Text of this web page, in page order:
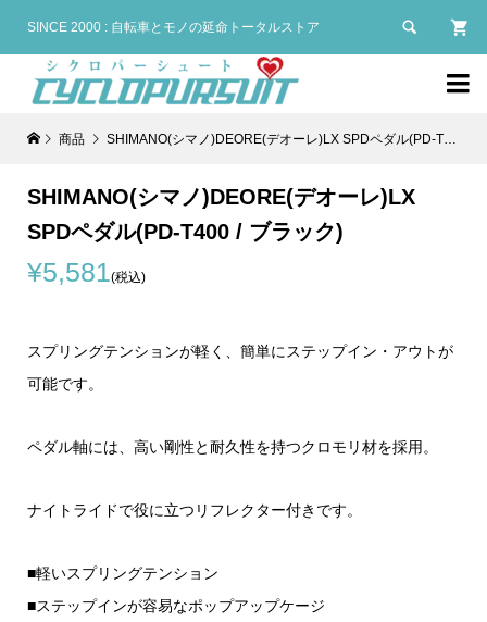
SINCE 2000 : 自転車とモノの延命トータルストア 

商品 SHIMANO(シマノ)DEORE(デオーレ)LX SPDペダル(PD-T400 / ブラック)
SHIMANO(シマノ)DEORE(デオーレ)LX
SPDペダル(PD-T400 / ブラック)
¥5,581(税込)
スプリングテンションが軽く、簡単にステップイン・アウトが
可能です。
ペダル軸には、高い剛性と耐久性を持つクロモリ材を採用。
ナイトライドで役に立つリフレクター付きです。
■軽いスプリングテンション
■ステップインが容易なポップアップケージ